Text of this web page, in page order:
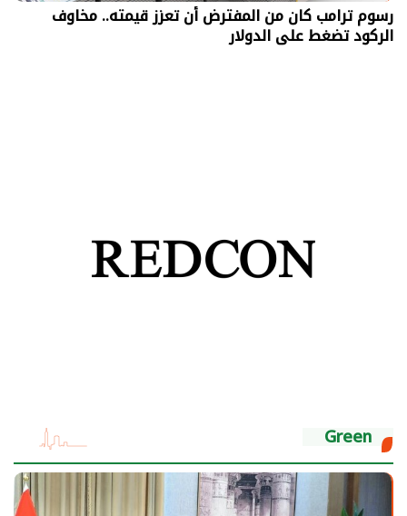
رسوم ترامب كان من المفترض أن تعزز قيمته.. مخاوف
الركود تضغط على الدولار
Green